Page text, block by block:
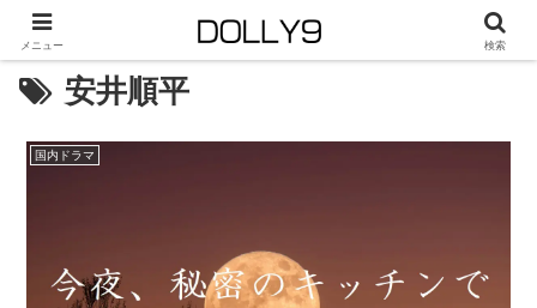
安井順平
国内ドラマ
メニュー 検索